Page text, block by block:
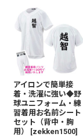
絞り込む
アイロンで簡単接
着・洗濯に強い◆野
球ユニフォーム・練
習着用お名前シート
セット（背中・胸
用）
[zekken1500]